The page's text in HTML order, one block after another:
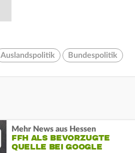
Auslandspolitik Bundespolitik
Mehr News aus Hessen
FFH ALS BEVORZUGTE
QUELLE BEI GOOGLE